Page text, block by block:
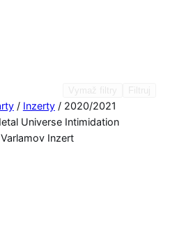
/ Inzerty/ 2020/2021
Universe Intimidation
Inzert